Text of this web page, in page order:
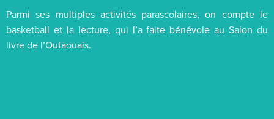
Parmi ses multiples activités parascolaires, on compte le
basketball et la lecture, qui l’a faite bénévole au Salon du
livre de l’Outaouais.